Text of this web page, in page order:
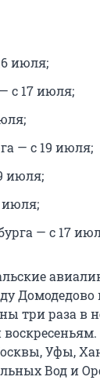
июля;
с 17 июля;
— с 19 июля;
июля;
июля;
— с 17
Домодедово
три раза в
Уфы,
Вод и